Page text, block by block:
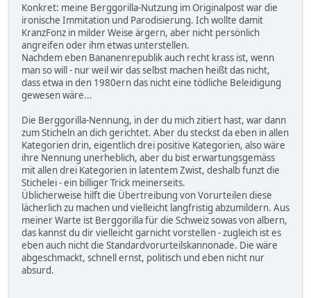
Konkret: meine Berggorilla-Nutzung im Originalpost war die
ironische Immitation und Parodisierung. Ich wollte damit
KranzFonz in milder Weise ärgern, aber nicht persönlich
angreifen oder ihm etwas unterstellen.
Nachdem eben Bananenrepublik auch recht krass ist, wenn
man so will - nur weil wir das selbst machen heißt das nicht,
dass etwa in den 1980ern das nicht eine tödliche Beleidigung
gewesen wäre...
Die Berggorilla-Nennung, in der du mich zitiert hast, war dann
zum Sticheln an dich gerichtet. Aber du steckst da eben in allen
Kategorien drin, eigentlich drei positive Kategorien, also wäre
ihre Nennung unerheblich, aber du bist erwartungsgemäss
mit allen drei Kategorien in latentem Zwist, deshalb funzt die
Stichelei - ein billiger Trick meinerseits.
Üblicherweise hilft die Übertreibung von Vorurteilen diese
lächerlich zu machen und vielleicht langfristig abzumildern. Aus
meiner Warte ist Berggorilla für die Schweiz sowas von albern,
das kannst du dir vielleicht garnicht vorstellen - zugleich ist es
eben auch nicht die Standardvorurteilskannonade. Die wäre
abgeschmackt, schnell ernst, politisch und eben nicht nur
absurd.